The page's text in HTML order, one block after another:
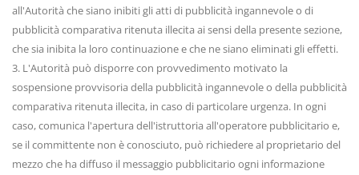
all'Autorità che siano inibiti gli atti di pubblicità ingannevole o di
pubblicità comparativa ritenuta illecita ai sensi della presente sezione,
che sia inibita la loro continuazione e che ne siano eliminati gli effetti.
3. L'Autorità può disporre con provvedimento motivato la
sospensione provvisoria della pubblicità ingannevole o della pubblicità
comparativa ritenuta illecita, in caso di particolare urgenza. In ogni
caso, comunica l'apertura dell'istruttoria all'operatore pubblicitario e,
se il committente non è conosciuto, può richiedere al proprietario del
mezzo che ha diffuso il messaggio pubblicitario ogni informazione